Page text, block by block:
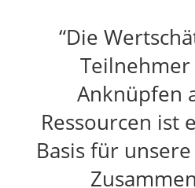
“Die
Anknüpfen
Ressourcen ist
Basis für